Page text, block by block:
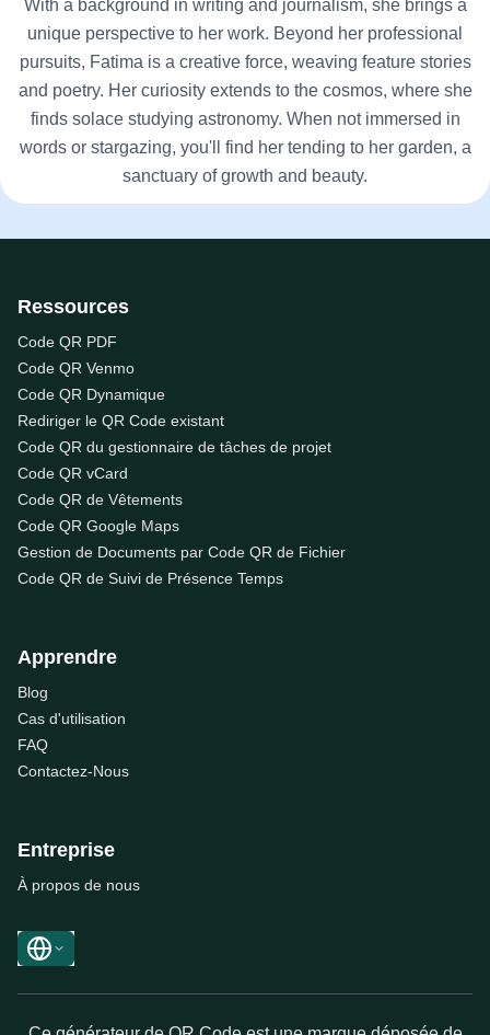
With a background in writing and journalism, she brings a
unique perspective to her work. Beyond her professional
pursuits, Fatima is a creative force, weaving feature stories
and poetry. Her curiosity extends to the cosmos, where she
finds solace studying astronomy. When not immersed in
words or stargazing, you'll find her tending to her garden, a
sanctuary of growth and beauty.
Ressources
Code QR PDF
Code QR Venmo
Code QR Dynamique
Rediriger le QR Code existant
Code QR du gestionnaire de tâches de projet
Code QR vCard
Code QR de Vêtements
Code QR Google Maps
Gestion de Documents par Code QR de Fichier
Code QR de Suivi de Présence Temps
Apprendre
Blog
Cas d'utilisation
FAQ
Contactez-Nous
Entreprise
À propos de nous